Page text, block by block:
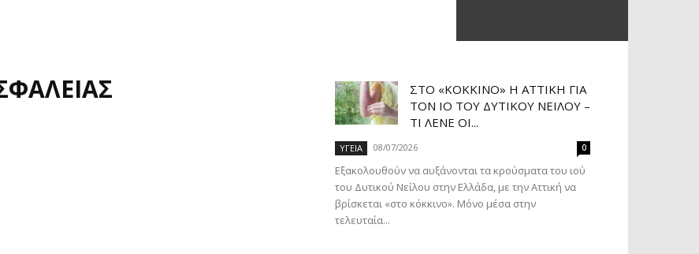
ΣΤΟ «ΚΌΚΚΙΝΟ» Η ΑΤΤΙΚΉ ΓΙΑ
ΤΟΝ ΙΌ ΤΟΥ ΔΥΤΙΚΟΎ ΝΕΊΛΟΥ –
ΤΙ ΛΈΝΕ ΟΙ...
ΥΓΕΙΑ 08/07/2026 0
Εξακολουθούν να αυξάνονται τα κρούσματα του ιού
του Δυτικού Νείλου στην Ελλάδα, με την Αττική να
βρίσκεται «στο κόκκινο». Μόνο μέσα στην
τελευταία...